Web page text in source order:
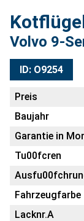
Volvo 9-
ID: O9254
Preis
Baujahr
Garantie in
Tu00fcren
Fahrzeugfarbe
Lacknr.A